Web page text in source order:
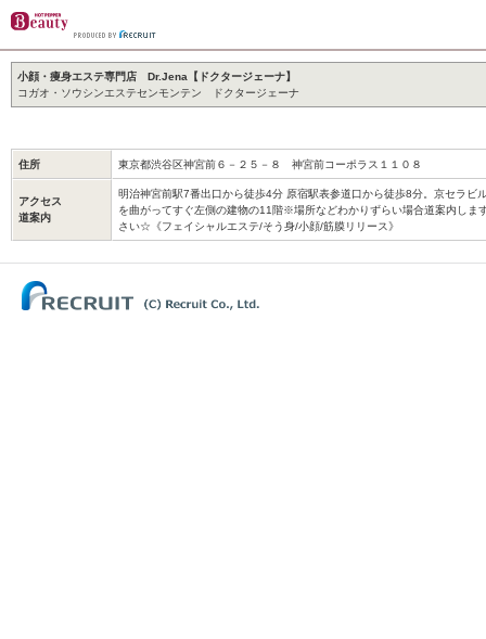
小顔・痩身エステ専門店 Dr.Jena【ドクタージェーナ】
コガオ・ソウシンエステセンモンテン ドクタージェーナ
住所 東京都渋谷区神宮前６－２５－８ 神宮前コーポラス１１０８
アクセス
道案内
明治神宮前駅7番出口から徒歩4分 原宿駅表参道口から徒歩8分。京セラビ
を曲がってすぐ左側の建物の11階※場所などわかりずらい場合道案内しま
さい☆《フェイシャルエステ/そう身/小顔/筋膜リリース》